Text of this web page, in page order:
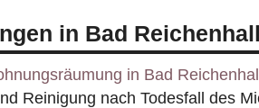
in Bad Reichenhall
in Bad
Reinigung nach Todesfall des